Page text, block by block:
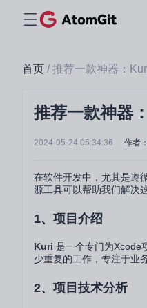
首页 / 推荐一款神器：
推荐一款神器
2024-05-24 05:34:36 作者
在软件开发中，尤其是遵
源工具可以帮助我们解决
1、项目介绍
Kuri 是一个专门为Xcode
少重复的工作，专注于业
2、项目技术分析